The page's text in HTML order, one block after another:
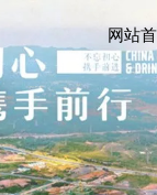
网站